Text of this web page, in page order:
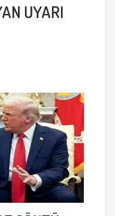
UYARI